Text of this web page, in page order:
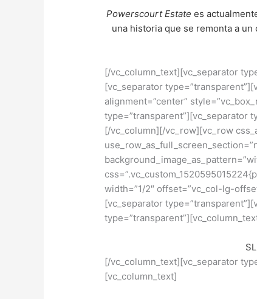
Powerscourt Estate es
una historia que se remonta a un
[/vc_column_text][vc_separator
[vc_separator
alignment=”center”
type=”transparent”][vc_separator
[/vc_column][/vc_row][vc_row
width=”1/2″ offset=”vc_col-lg-
[vc_separator
[/vc_column_text][vc_separator
[vc_column_text]